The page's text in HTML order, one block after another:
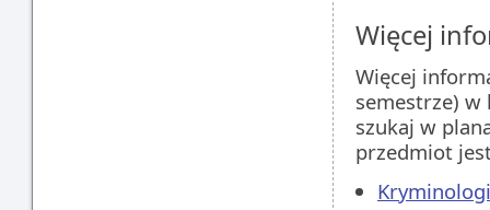
Więcej
Więcej
semestrze)
szukaj w
przedmiot